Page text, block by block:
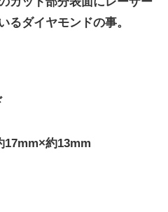
るダイヤモンドの事。
17mm×約13mm